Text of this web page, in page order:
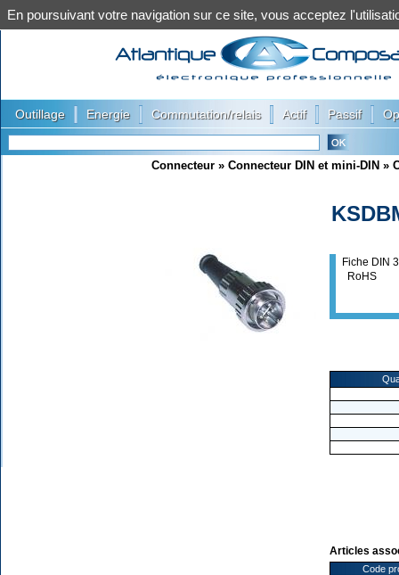
Outillage Energie Commutation/relais Actif Passif
Connecteur » Connecteur DIN et mini-DIN »
Fiche DIN
RoHS
Articles
Code
En poursuivant votre navigation sur ce site, vous acceptez